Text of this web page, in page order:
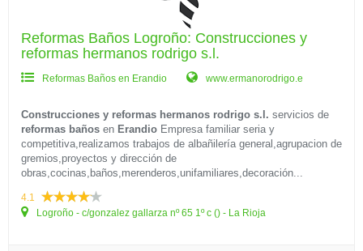
Reformas Baños Logroño: Construcciones y
reformas hermanos rodrigo s.l.
Reformas Baños en Erandio www.ermanorodrigo.e
Construcciones y reformas hermanos rodrigo s.l. servicios de
reformas baños en Erandio Empresa familiar seria y
competitiva,realizamos trabajos de albañilería general,agrupacion de
gremios,proyectos y dirección de
obras,cocinas,baños,merenderos,unifamiliares,decoración...
4.1
Logroño - c/gonzalez gallarza nº 65 1º c () - La Rioja